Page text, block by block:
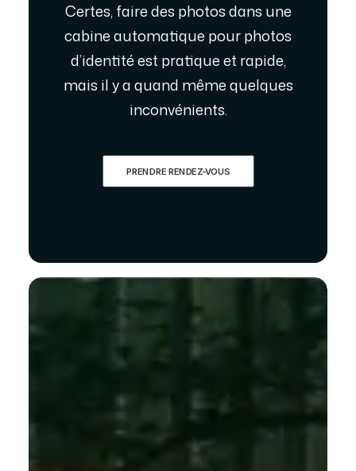
Certes, faire des photos dans une
cabine automatique pour photos
d’identité est pratique et rapide,
mais il y a quand même quelques
inconvénients.
PRENDRE RENDEZ-VOUS